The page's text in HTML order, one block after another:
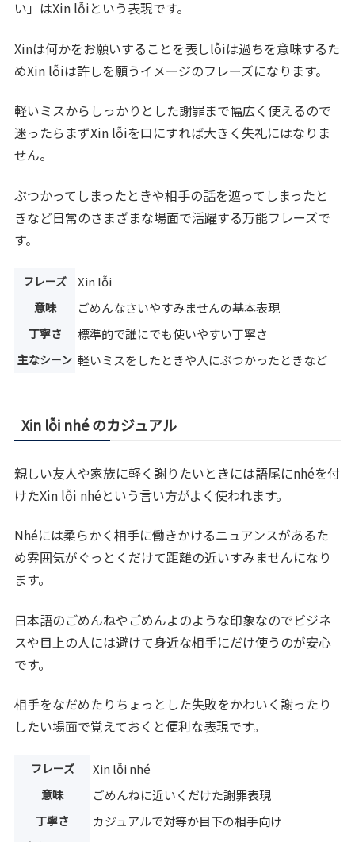
い」はXin lỗiという表現です。
Xinは何かをお願いすることを表しlỗiは過ちを意味するた
めXin lỗiは許しを願うイメージのフレーズになります。
軽いミスからしっかりとした謝罪まで幅広く使えるので
迷ったらまずXin lỗiを口にすれば大きく失礼にはなりま
せん。
ぶつかってしまったときや相手の話を遮ってしまったと
きなど日常のさまざまな場面で活躍する万能フレーズで
す。
フレーズ Xin lỗi
意味 ごめんなさいやすみませんの基本表現
丁寧さ 標準的で誰にでも使いやすい丁寧さ
主なシーン 軽いミスをしたときや人にぶつかったときなど
Xin lỗi nhé のカジュアル
親しい友人や家族に軽く謝りたいときには語尾にnhéを付
けたXin lỗi nhéという言い方がよく使われます。
Nhéには柔らかく相手に働きかけるニュアンスがあるた
め雰囲気がぐっとくだけて距離の近いすみませんになり
ます。
日本語のごめんねやごめんよのような印象なのでビジネ
スや目上の人には避けて身近な相手にだけ使うのが安心
です。
相手をなだめたりちょっとした失敗をかわいく謝ったり
したい場面で覚えておくと便利な表現です。
フレーズ Xin lỗi nhé
意味 ごめんねに近いくだけた謝罪表現
丁寧さ カジュアルで対等か目下の相手向け